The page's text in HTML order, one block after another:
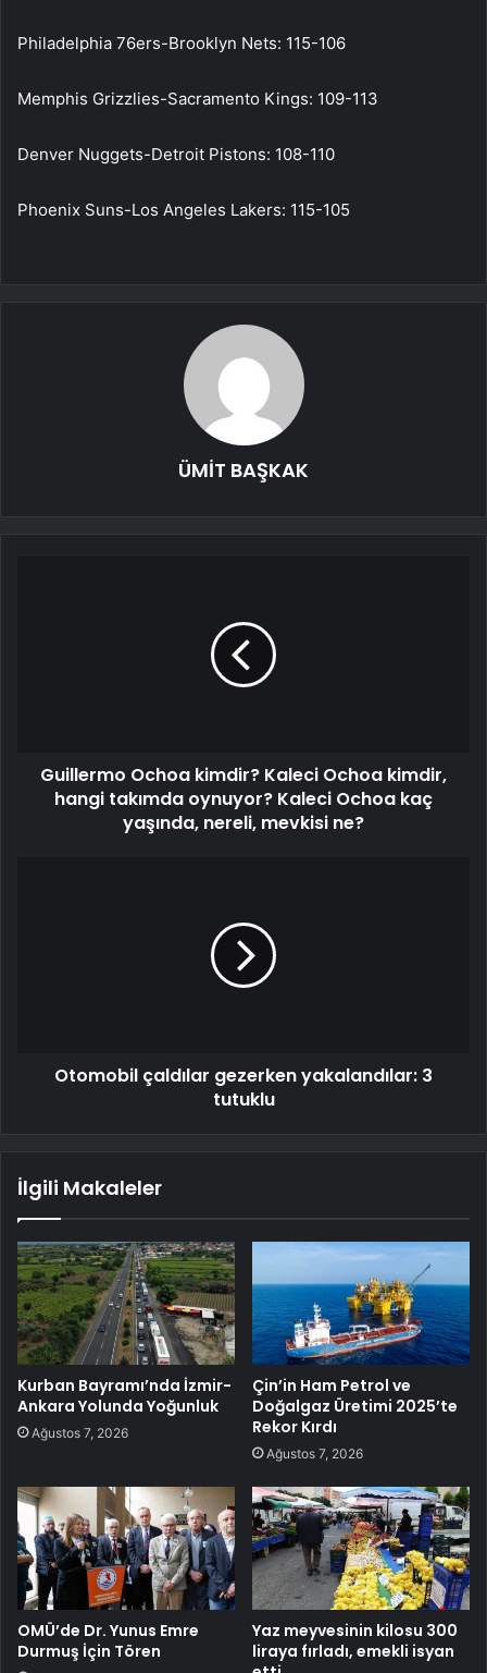
Philadelphia 76ers-Brooklyn Nets: 115-106
Memphis Grizzlies-Sacramento Kings: 109-113
Denver Nuggets-Detroit Pistons: 108-110
Phoenix Suns-Los Angeles Lakers: 115-105
ÜMİT BAŞKAK
Guillermo Ochoa kimdir? Kaleci Ochoa kimdir,
hangi takımda oynuyor? Kaleci Ochoa kaç
yaşında, nereli, mevkisi ne?
Otomobil çaldılar gezerken yakalandılar: 3
tutuklu
İlgili Makaleler
Kurban Bayramı’nda İzmir-
Ankara Yolunda Yoğunluk
Ağustos 7, 2026
Çin’in Ham Petrol ve
Doğalgaz Üretimi 2025’te
Rekor Kırdı
Ağustos 7, 2026
OMÜ’de Dr. Yunus Emre
Durmuş İçin Tören
Yaz meyvesinin kilosu 300
liraya fırladı, emekli isyan